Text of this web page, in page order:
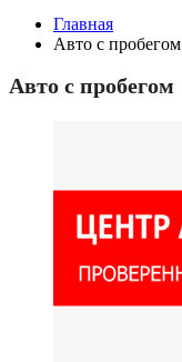
Главная
Авто с пробегом
Авто с пробегом